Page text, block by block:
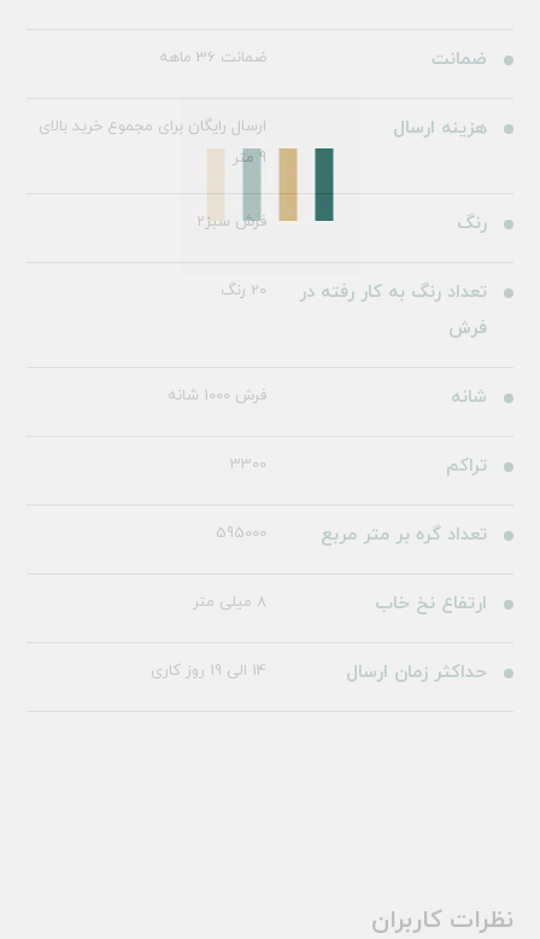
ضمانت ضمانت 36 ماهه
هزینه ارسال
ارسال رایگان برای مجموع خرید بالای
9 متر
رنگ فرش سبز2
تعداد رنگ به کار رفته در
فرش
20 رنگ
شانه فرش 1000 شانه
تراکم 3300
تعداد گره بر متر مربع 595000
ارتفاع نخ خاب 8 میلی متر
حداکثر زمان ارسال 14 الی 19 روز کاری
نظرات کاربران